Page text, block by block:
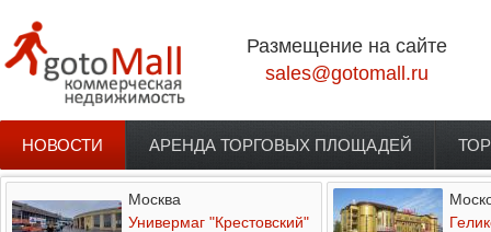
Размещение на сайте
sales@gotomall.ru
Главное меню
НОВОСТИ АРЕНДА ТОРГОВЫХ ПЛОЩАДЕЙ
Москва
Универмаг "Крестовский"